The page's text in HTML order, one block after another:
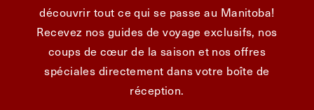
découvrir tout ce qui se passe au Manitoba!
Recevez nos guides de voyage exclusifs, nos
coups de cœur de la saison et nos offres
spéciales directement dans votre boîte de
réception.